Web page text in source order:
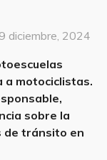
Posted
9 diciembre, 2024
a motociclistas.
sobre la
de tránsito en